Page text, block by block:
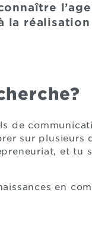
la réalisation
de
sur plusieurs
et tu
en